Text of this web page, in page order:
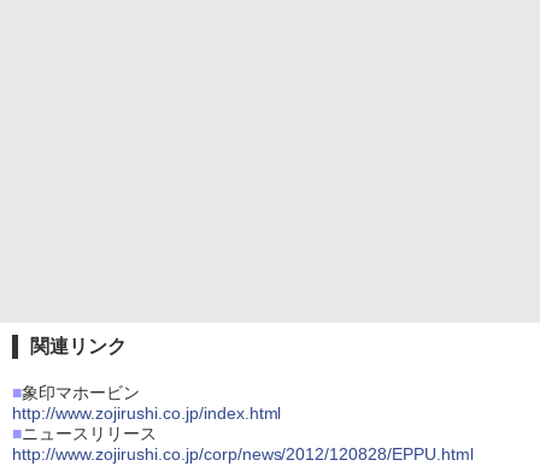
関連リンク
■象印マホービン
http://www.zojirushi.co.jp/index.html
■ニュースリリース
http://www.zojirushi.co.jp/corp/news/2012/120828/EPPU.html